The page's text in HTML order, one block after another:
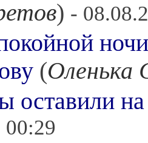
) -
(Оленька
оставили